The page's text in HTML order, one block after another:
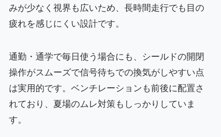
みが少なく視界も広いため、長時間走行でも目の
疲れを感じにくい設計です。
通勤・通学で毎日使う場合にも、シールドの開閉
操作がスムーズで信号待ちでの換気がしやすい点
は実用的です。ベンチレーションも前後に配置さ
れており、夏場のムレ対策もしっかりしていま
す。